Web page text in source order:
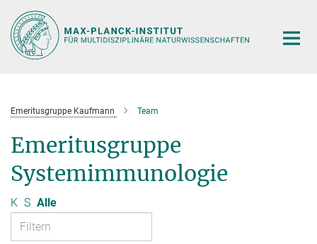
Hauptinhalt
Emeritusgruppe Kaufmann Team
Emeritusgruppe
Systemimmunologie
K S Alle